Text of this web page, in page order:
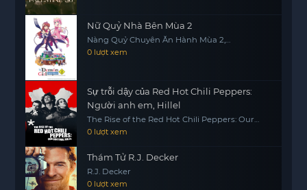
phút hồi hộp và những câu hỏi về công lý, tình
yêu và sự phản bội. Liệu rằng sự thật có thể cứu
rỗi một mối quan hệ đã bị thử thách quá nhiều
lần? Hãy cùng theo dõi hành trình của hai nhân
vật chính trong “Dòng Sông Tội Ác” để tìm ra câu
trả lời.
Nữ Quỷ Nhà Bên Mùa 2
Nàng Quỷ Chuyên Ăn Hành Mùa 2,
Machikado Mazoku: 2-choume
0 lượt xem
Sự trỗi dậy của Red Hot Chili Peppers:
Người anh em, Hillel
The Rise of the Red Hot Chili Peppers: Our
Brother, Hillel
0 lượt xem
Thám Tử R.J. Decker
R.J. Decker
0 lượt xem